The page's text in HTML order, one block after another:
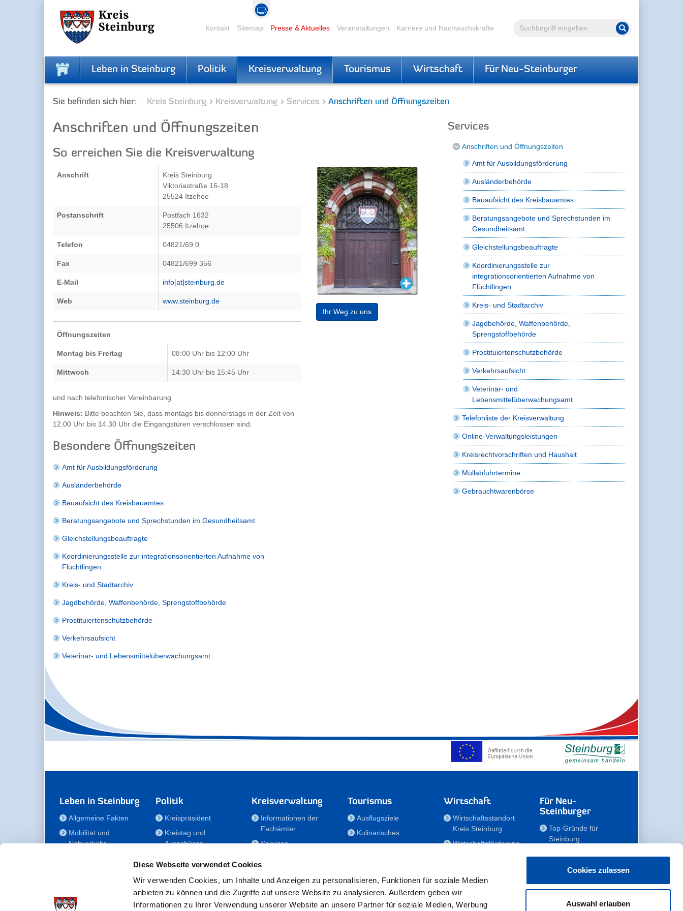
Diese Webseite verwendet Cookies
Wir verwenden Cookies, um Inhalte und Anzeigen zu personalisieren, Funktionen für soziale Medien
anbieten zu können und die Zugriffe auf unsere Website zu analysieren. Außerdem geben wir
Informationen zu Ihrer Verwendung unserer Website an unsere Partner für soziale Medien, Werbung
Cookies zulassen
Auswahl erlauben
Volltextsuche Suche starten
Kontakt Sitemap Presse & Aktuelles Veranstaltungen Karriere und Nachwuchskräfte
Leben in Steinburg Politik Kreisverwaltung Tourismus Wirtschaft Für Neu-Steinburger
Sie befinden sich hier: Kreis Steinburg Kreisverwaltung Services Anschriften und Öffnungszeiten
Anschriften und Öffnungszeiten
So erreichen Sie die Kreisverwaltung
Anschrift
Kreis Steinburg
Viktoriastraße 16-18
25524 Itzehoe
Postanschrift
Postfach 1632
25506 Itzehoe
Telefon 04821/69 0
Fax 04821/699 356
E-Mail info[at]steinburg.de
Web www.steinburg.de
Öffnungszeiten
Montag bis Freitag 08:00 Uhr bis 12:00 Uhr
Mittwoch 14:30 Uhr bis 15:45 Uhr
und nach telefonischer Vereinbarung
Hinweis: Bitte beachten Sie, dass montags bis donnerstags in der Zeit von
12.00 Uhr bis 14.30 Uhr die Eingangstüren verschlossen sind.
Besondere Öffnungszeiten
Amt für Ausbildungsförderung
Ausländerbehörde
Bauaufsicht des Kreisbauamtes
Beratungsangebote und Sprechstunden im Gesundheitsamt
Gleichstellungsbeauftragte
Koordinierungsstelle zur integrationsorientierten Aufnahme von
Flüchtlingen
Kreis- und Stadtarchiv
Jagdbehörde, Waffenbehörde, Sprengstoffbehörde
Prostituiertenschutzbehörde
Verkehrsaufsicht
Veterinär- und Lebensmittelüberwachungsamt
Ihr Weg zu uns
Services
Anschriften und Öffnungszeiten
Amt für Ausbildungsförderung
Ausländerbehörde
Bauaufsicht des Kreisbauamtes
Beratungsangebote und Sprechstunden im
Gesundheitsamt
Gleichstellungsbeauftragte
Koordinierungsstelle zur
integrationsorientierten Aufnahme von
Flüchtlingen
Kreis- und Stadtarchiv
Jagdbehörde, Waffenbehörde,
Sprengstoffbehörde
Prostituiertenschutzbehörde
Verkehrsaufsicht
Veterinär- und
Lebensmittelüberwachungsamt
Telefonliste der Kreisverwaltung
Online-Verwaltungsleistungen
Kreisrechtvorschriften und Haushalt
Müllabfuhrtermine
Gebrauchtwarenbörse
Leben in Steinburg
Allgemeine Fakten
Mobilität und
Nahverkehr
Gesundheit
Politik
Kreispräsident
Kreistag und
Ausschüsse
für Menschen mit
Behinderung
Der
Kreisseniorenbeirat
Kreisverwaltung
Informationen der
Fachämter
Services
Nachwuchskräfte
Notdienste
Bekanntmachungen
Tourismus
Ausflugsziele
Kulinarisches
Veranstaltungen
Wirtschaft
Wirtschaftsstandort
Kreis Steinburg
Wirtschaftsförderung
Zahlen, Daten,
Fakten
Gewerbeflächen
Für Neu-
Steinburger
Top-Gründe für
Steinburg
Meine Immobilie
Erholen